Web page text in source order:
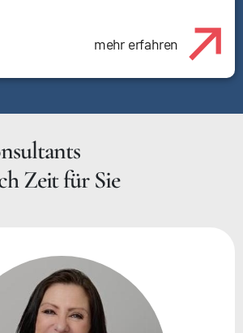
mehr erfahren
Zeit für Sie